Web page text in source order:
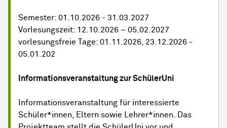
Semester: 01.10.2026 - 31.03.2027
Vorlesungszeit: 12.10.2026 – 05.02.2027
vorlesungsfreie Tage: 01.11.2026, 23.12.2026 -
05.01.202
Informationsveranstaltung zur SchülerUni
Informationsveranstaltung für interessierte
Schüler*innen, Eltern sowie Lehrer*innen. Das